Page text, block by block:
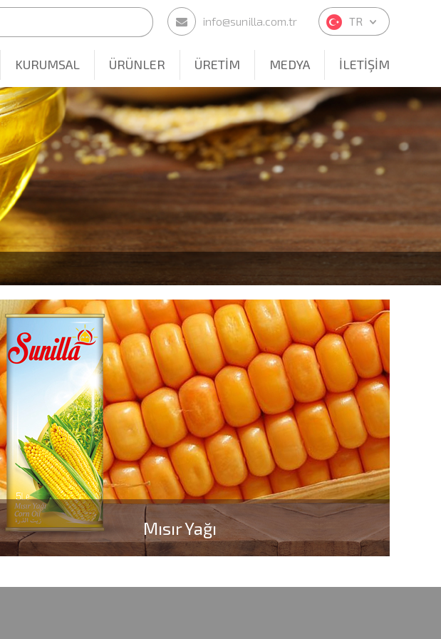
info@sunilla.com.tr TR
KURUMSAL ÜRÜNLER ÜRETİM MEDYA İLETİŞİM
Mısır Yağı